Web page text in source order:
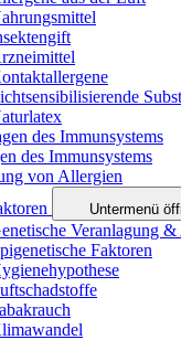
des Immunsystems
des Immunsystems
von Allergien
Untermenü
Veranlagung
Faktoren